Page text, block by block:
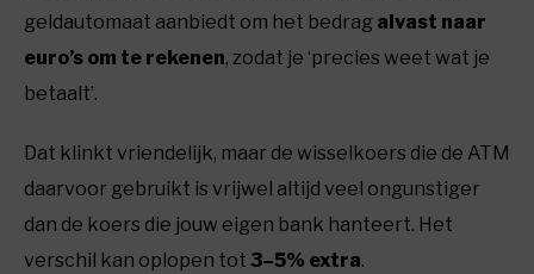
geldautomaat aanbiedt om het bedrag alvast naar
euro’s om te rekenen, zodat je ‘precies weet wat je
betaalt’.
Dat klinkt vriendelijk, maar de wisselkoers die de ATM
daarvoor gebruikt is vrijwel altijd veel ongunstiger
dan de koers die jouw eigen bank hanteert. Het
verschil kan oplopen tot 3–5% extra.